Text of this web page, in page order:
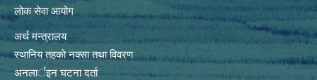
लोक सेवा आयोग
अर्थ मन्त्रालय
स्थानिय तहकाे नक्सा तथा विवरण
अनलार्इन घटना दर्ता